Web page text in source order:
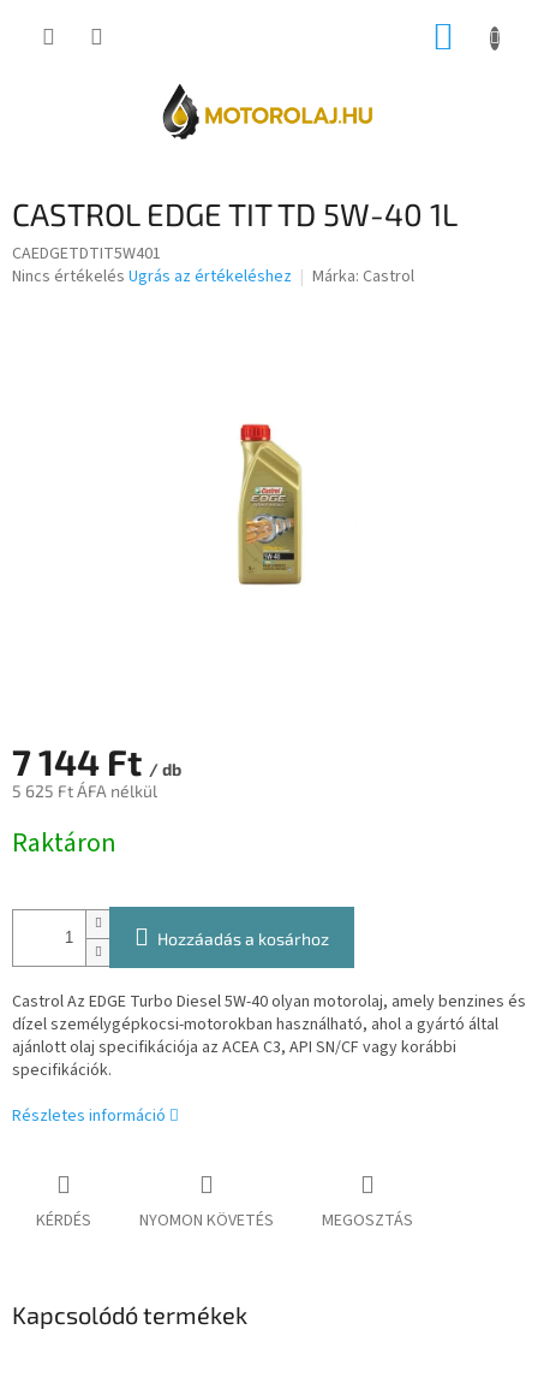
KOSÁR
CASTROL EDGE TIT TD 5W-40 1L
CAEDGETDTIT5W401
A
Nincs értékelés Ugrás az értékeléshez Márka: Castrol
7 144 Ft / db
5 625 Ft ÁFA nélkül
Raktáron
Hozzáadás a kosárhoz
Castrol Az EDGE Turbo Diesel 5W-40 olyan motorolaj, amely benzines és
dízel személygépkocsi-motorokban használható, ahol a gyártó által
ajánlott olaj specifikációja az ACEA C3, API SN/CF vagy korábbi
specifikációk.
Részletes információ
KÉRDÉS NYOMON KÖVETÉS MEGOSZTÁS
Kapcsolódó termékek